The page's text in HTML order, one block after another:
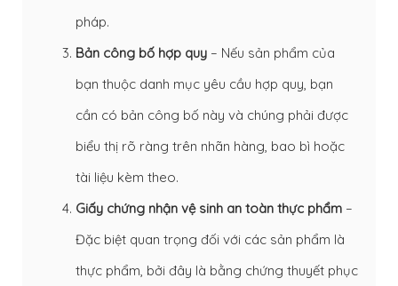
pháp.
Bản công bố hợp quy – Nếu sản phẩm của
bạn thuộc danh mục yêu cầu hợp quy, bạn
cần có bản công bố này và chúng phải được
biểu thị rõ ràng trên nhãn hàng, bao bì hoặc
tài liệu kèm theo.
Giấy chứng nhận vệ sinh an toàn thực phẩm –
Đặc biệt quan trọng đối với các sản phẩm là
thực phẩm, bởi đây là bằng chứng thuyết phục